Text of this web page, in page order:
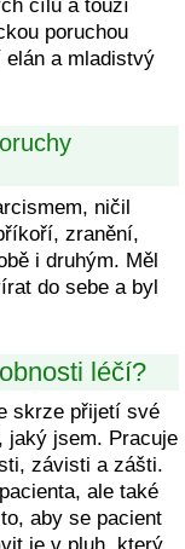
cílů a touží
poruchou
a mladistvý
ničil
zranění,
i druhým. Měl
do sebe a byl
léčí?
skrze přijetí své
jaký jsem. Pracuje
závisti a zášti.
ale také
aby se pacient